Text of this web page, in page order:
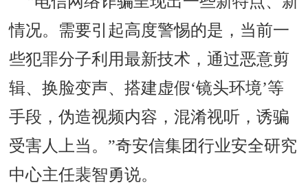
情况。需要引起高度警惕的是，当前一
些犯罪分子利用最新技术，通过恶意剪
辑、换脸变声、搭建虚假‘镜头环境’等
手段，伪造视频内容，混淆视听，诱骗
受害人上当。”奇安信集团行业安全研究
中心主任裴智勇说。